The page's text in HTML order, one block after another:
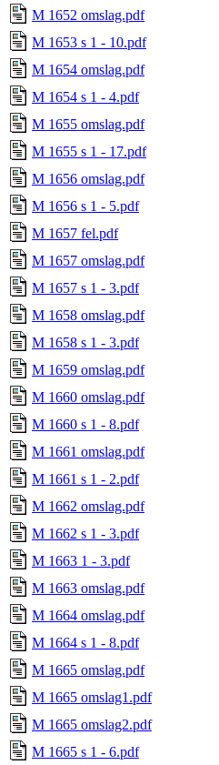
M 1652 omslag.pdf
M 1653 s 1 - 10.pdf
M 1654 omslag.pdf
M 1654 s 1 - 4.pdf
M 1655 omslag.pdf
M 1655 s 1 - 17.pdf
M 1656 omslag.pdf
M 1656 s 1 - 5.pdf
M 1657 fel.pdf
M 1657 omslag.pdf
M 1657 s 1 - 3.pdf
M 1658 omslag.pdf
M 1658 s 1 - 3.pdf
M 1659 omslag.pdf
M 1660 omslag.pdf
M 1660 s 1 - 8.pdf
M 1661 omslag.pdf
M 1661 s 1 - 2.pdf
M 1662 omslag.pdf
M 1662 s 1 - 3.pdf
M 1663 1 - 3.pdf
M 1663 omslag.pdf
M 1664 omslag.pdf
M 1664 s 1 - 8.pdf
M 1665 omslag.pdf
M 1665 omslag1.pdf
M 1665 omslag2.pdf
M 1665 s 1 - 6.pdf